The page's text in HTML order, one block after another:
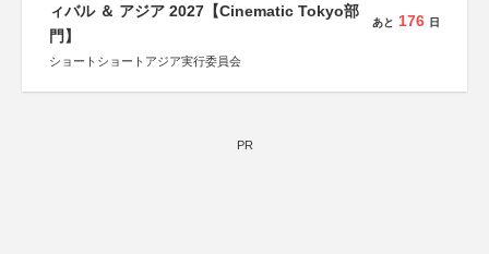
文部科学省
日本経済団体連合会
関西経済連合会
関西文化学術研究都市推進機構
ィバル ＆ アジア 2027【Cinematic Tokyo部
門】
ショートショートアジア実行委員会
あと 176 日
PR